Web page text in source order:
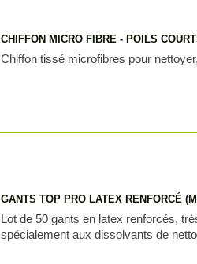
CHIFFON MICRO FIBRE - POILS
Chiffon tissé microfibres pour
GANTS TOP PRO LATEX RENFORCÉ
Lot de 50 gants en latex renforcés,
spécialement aux dissolvants de